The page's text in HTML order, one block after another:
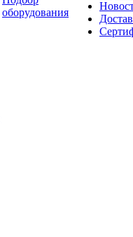
оборудования